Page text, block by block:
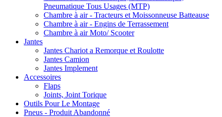
Pneumatique Tous Usages (MTP)
Chambre à air - Tracteurs et Moissonneuse Batteause
Chambre à air - Engins de Terrassement
Chambre à air Moto/ Scooter
Jantes
Jantes Chariot a Remorque et Roulotte
Jantes Camion
Jantes Implement
Accessoires
Flaps
Joints, Joint Torique
Outils Pour Le Montage
Pneus - Produit Abandonné